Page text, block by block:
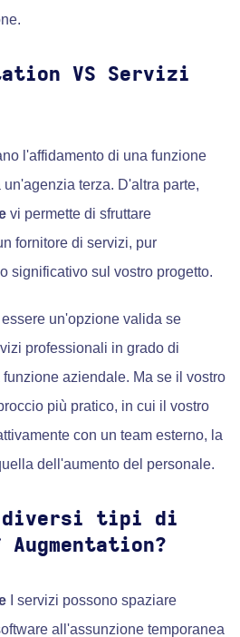
VS Servizi
l'affidamento di una funzione
terza. D'altra parte,
vi permette di sfruttare
fornitore di servizi, pur
significativo sul vostro progetto.
essere un'opzione valida se
professionali in grado di
aziendale. Ma se il vostro
più pratico, in cui il vostro
con un team esterno, la
dell'aumento del personale.
diversi tipi di
I servizi possono spaziare
all'assunzione temporanea